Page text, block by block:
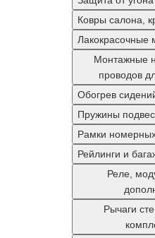
Ковры салона,
Лакокрасочные
Монтажные
проводов
Обогрев
Пружины
Рамки
Рейлинги и
Реле,
Рычаги